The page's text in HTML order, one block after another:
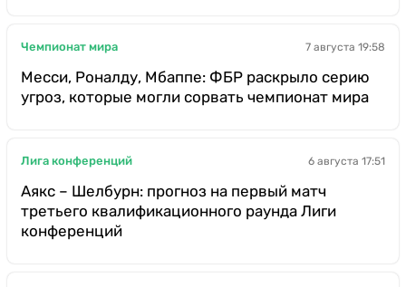
Чемпионат мира 7 августа 19:58
Месси, Роналду, Мбаппе: ФБР раскрыло серию
угроз, которые могли сорвать чемпионат мира
Лига конференций 6 августа 17:51
Аякс – Шелбурн: прогноз на первый матч
третьего квалификационного раунда Лиги
конференций